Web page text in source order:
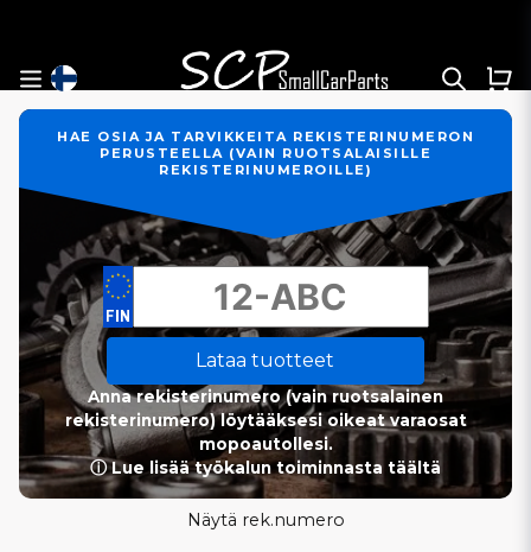
HAE OSIA JA TARVIKKEITA REKISTERINUMERON
PERUSTEELLA (VAIN RUOTSALAISILLE
REKISTERINUMEROILLE)
Lataa tuotteet
Anna rekisterinumero (vain ruotsalainen
rekisterinumero) löytääksesi oikeat varaosat
mopoautollesi.
ⓘ Lue lisää työkalun toiminnasta täältä
Näytä rek.numero